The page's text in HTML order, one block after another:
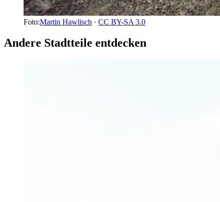
Foto:Martin Hawlisch · CC BY-SA 3.0
Andere Stadtteile entdecken